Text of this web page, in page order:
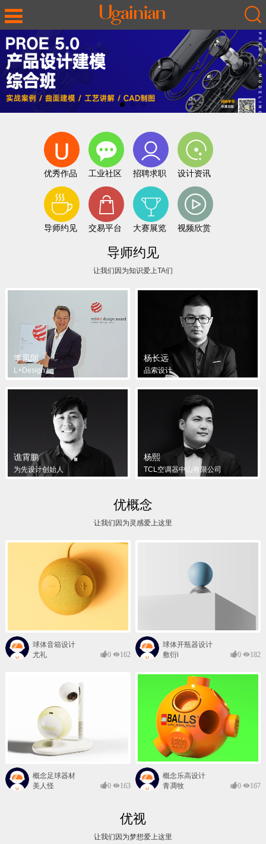
优秀作品 工业社区 招聘求职 设计资讯
导师约见 交易平台 大赛展览 视频欣赏
导师约见
让我们因为知识爱上TA们
李凤朗
L+Design
杨长远
品索设计
谯霄鹏
为先设计创始人
杨熙
TCL空调器中山有限公司
优概念
让我们因为灵感爱上这里
球体音箱设计
尤礼
0 162
球体开瓶器设计
敷衍i
0 182
概念足球器材
美人怪
0 163
概念乐高设计
青凋牧
0 167
优视
让我们因为梦想爱上这里